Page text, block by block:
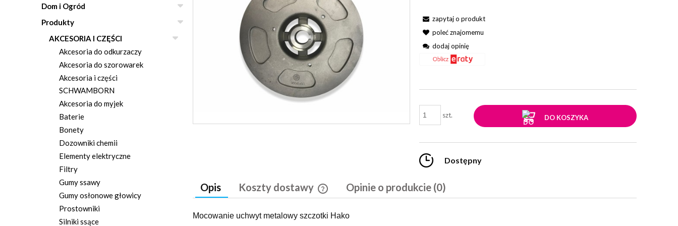
Dom i Ogród
Produkty
AKCESORIA I CZĘŚCI
Akcesoria do odkurzaczy
Akcesoria do szorowarek
Akcesoria i części
SCHWAMBORN
Akcesoria do myjek
Baterie
Bonety
Dozowniki chemii
Elementy elektryczne
Filtry
Gumy ssawy
Gumy osłonowe głowicy
Prostowniki
Silniki ssące
zapytaj o produkt
poleć znajomemu
dodaj opinię
szt. DO KOSZYKA
Dostępny
Opis Koszty dostawy
Cena nie zawiera ewentualnych kosztów
Opinie o produkcie (0)
Mocowanie uchwyt metalowy szczotki Hako